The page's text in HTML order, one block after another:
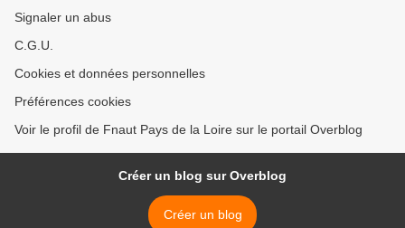
Signaler un abus
C.G.U.
Cookies et données personnelles
Préférences cookies
Voir le profil de Fnaut Pays de la Loire sur le portail Overblog
Créer un blog sur Overblog
Créer un blog